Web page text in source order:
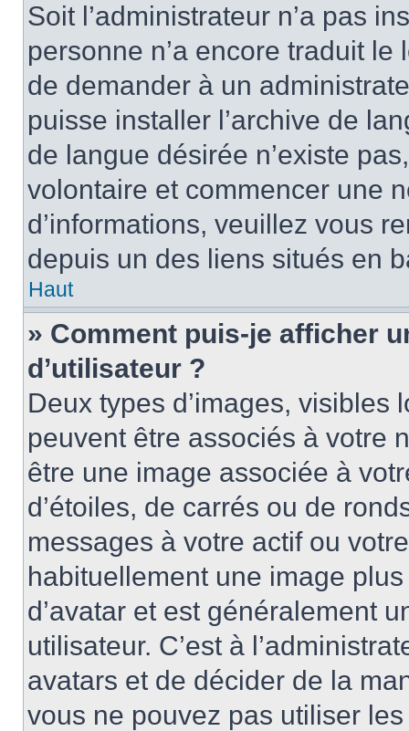
Soit l’administrateur n’a pas
personne n’a encore traduit
de demander à un
puisse installer l’archive de
de langue désirée n’existe
volontaire et commencer une
d’informations, veuillez vous
depuis un des liens situés en
Haut
» Comment puis-je afficher
d’utilisateur ?
Deux types d’images,
peuvent être associés à votre
être une image associée à
d’étoiles, de carrés ou de
messages à votre actif ou
habituellement une image
d’avatar et est généralement
utilisateur. C’est à
avatars et de décider de la
vous ne pouvez pas utiliser